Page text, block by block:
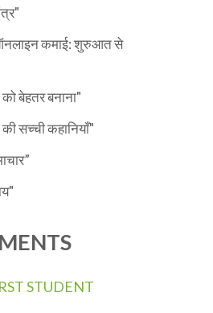
कमाई: शुरुआत से
बेहतर बनाना"
सच्ची कहानियाँ"
STUDENT